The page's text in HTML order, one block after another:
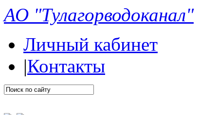
АО "Тулагорводоканал"
Личный кабинет
|Контакты